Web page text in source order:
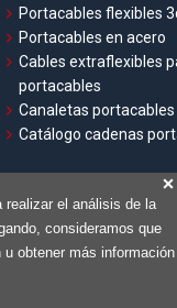
realizar el análisis de la
consideramos que
obtener más información
Portacables flexibles
Portacables en acero
Cables extraflexibles
portacables
Canaletas
Catálogo cadenas